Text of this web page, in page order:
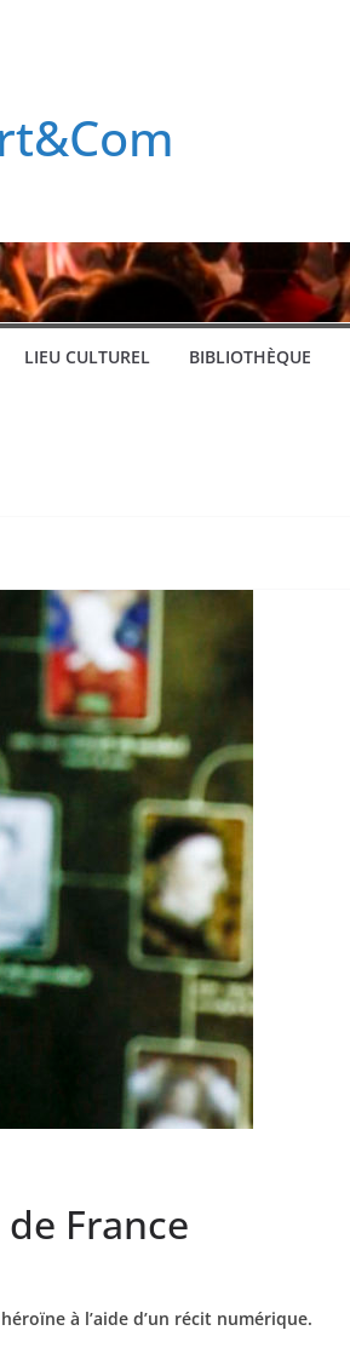
LIEU CULTUREL BIBLIOTHÈQUE
France
à l’aide d’un récit numérique.